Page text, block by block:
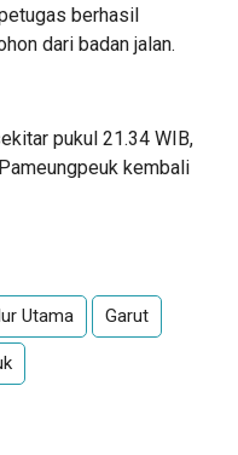
berhasil
dari badan jalan.
pukul 21.34 WIB,
kembali
Utama Garut